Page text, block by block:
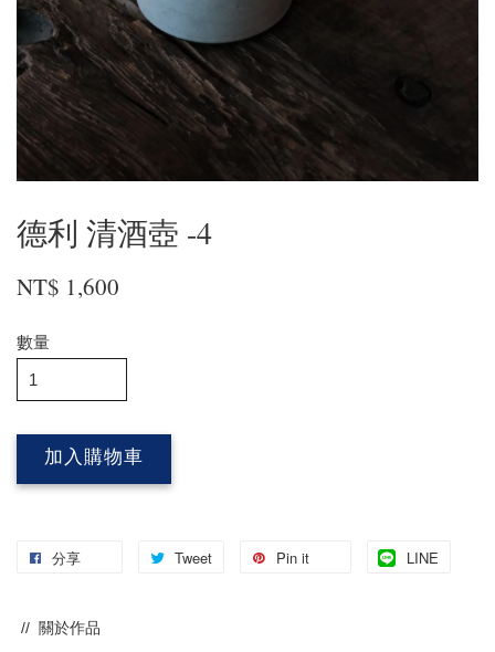
德利 清酒壺 -4
NT$ 1,600
數量
加入購物車
分享 Tweet Pin it LINE
// 關於作品